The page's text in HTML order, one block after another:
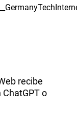
recibe
o